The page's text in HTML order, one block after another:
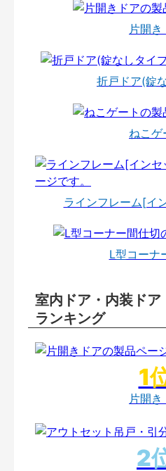
片開き
折戸ドア(錠
ねこゲ
ラインフレーム[イ
L型コーナ
室内ドア・内装ド
ランキング
片開き